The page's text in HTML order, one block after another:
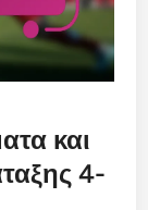
και
4-